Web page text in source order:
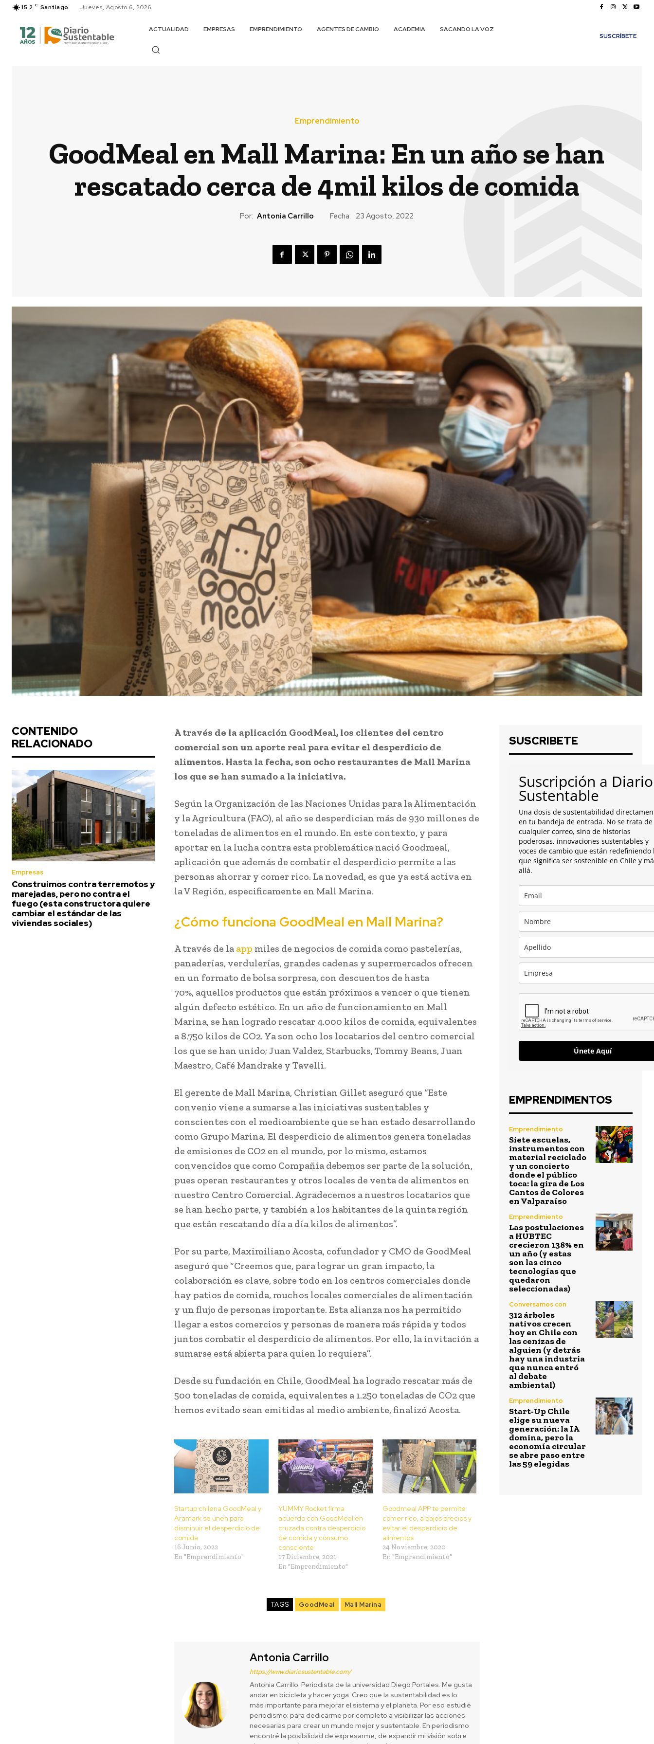
15.2 C Santiago Jueves, Agosto 6, 2026
ACTUALIDAD EMPRESAS EMPRENDIMIENTO AGENTES DE CAMBIO ACADEMIA
SACANDO LA VOZ
SUSCRÍBETE
Emprendimiento
GoodMeal en Mall Marina: En un año se han
rescatado cerca de 4mil kilos de comida
Por: Antonia Carrillo Fecha: 23 Agosto, 2022
CONTENIDO
RELACIONADO
Empresas
Construimos contra terremotos y
marejadas, pero no contra el
fuego (esta constructora quiere
cambiar el estándar de las
viviendas sociales)
A través de la aplicación GoodMeal, los clientes del centro
comercial son un aporte real para evitar el desperdicio de
alimentos. Hasta la fecha, son ocho restaurantes de Mall Marina
los que se han sumado a la iniciativa.
Según la Organización de las Naciones Unidas para la Alimentación
y la Agricultura (FAO), al año se desperdician más de 930 millones de
toneladas de alimentos en el mundo. En este contexto, y para
aportar en la lucha contra esta problemática nació Goodmeal,
aplicación que además de combatir el desperdicio permite a las
personas ahorrar y comer rico. La novedad, es que ya está activa en
la V Región, especificamente en Mall Marina.
¿Cómo funciona GoodMeal en Mall Marina?
A través de la app miles de negocios de comida como pastelerías,
panaderías, verdulerías, grandes cadenas y supermercados ofrecen
en un formato de bolsa sorpresa, con descuentos de hasta
70%, aquellos productos que están próximos a vencer o que tienen
algún defecto estético. En un año de funcionamiento en Mall
Marina, se han logrado rescatar 4.000 kilos de comida, equivalentes
a 8.750 kilos de CO2. Ya son ocho los locatarios del centro comercial
los que se han unido; Juan Valdez, Starbucks, Tommy Beans, Juan
Maestro, Café Mandrake y Tavelli.
El gerente de Mall Marina, Christian Gillet aseguró que “Este
convenio viene a sumarse a las iniciativas sustentables y
conscientes con el medioambiente que se han estado desarrollando
como Grupo Marina. El desperdicio de alimentos genera toneladas
de emisiones de CO2 en el mundo, por lo mismo, estamos
convencidos que como Compañía debemos ser parte de la solución,
pues operan restaurantes y otros locales de venta de alimentos en
nuestro Centro Comercial. Agradecemos a nuestros locatarios que
se han hecho parte, y también a los habitantes de la quinta región
que están rescatando día a día kilos de alimentos”.
Por su parte, Maximiliano Acosta, cofundador y CMO de GoodMeal
aseguró que “Creemos que, para lograr un gran impacto, la
colaboración es clave, sobre todo en los centros comerciales donde
hay patios de comida, muchos locales comerciales de alimentación
y un flujo de personas importante. Esta alianza nos ha permitido
llegar a estos comercios y personas de manera más rápida y todos
juntos combatir el desperdicio de alimentos. Por ello, la invitación a
sumarse está abierta para quien lo requiera”.
Desde su fundación en Chile, GoodMeal ha logrado rescatar más de
500 toneladas de comida, equivalentes a 1.250 toneladas de CO2 que
hemos evitado sean emitidas al medio ambiente, finalizó Acosta.
Startup chilena GoodMeal y
Aramark se unen para
disminuir el desperdicio de
comida
16 Junio, 2022
En "Emprendimiento"
YUMMY Rocket firma
acuerdo con GoodMeal en
cruzada contra desperdicio
de comida y consumo
consciente
17 Diciembre, 2021
En "Emprendimiento"
Goodmeal APP te permite
comer rico, a bajos precios y
evitar el desperdicio de
alimentos
24 Noviembre, 2020
En "Emprendimiento"
TAGS GoodMeal Mall Marina
Antonia Carrillo
https://www.diariosustentable.com/
Antonia Carrillo. Periodista de la universidad Diego Portales. Me gusta
andar en bicicleta y hacer yoga. Creo que la sustentabilidad es lo
más importante para mejorar el sistema y el planeta. Por eso estudié
periodismo: para dedicarme por completo a visibilizar las acciones
necesarias para crear un mundo mejor y sustentable. En periodismo
encontré la posibilidad de expresarme, de expandir mi visión sobre
SUSCRIBETE
Suscripción a Diario
Sustentable
Una dosis de sustentabilidad
en tu bandeja de entrada. No se trata de
cualquier correo, sino de historias
poderosas, innovaciones sustentables y
voces de cambio que están redefiniendo
que significa ser sostenible en Chile y
allá.
Únete Aquí
EMPRENDIMENTOS
Emprendimiento
Siete escuelas,
instrumentos con
material reciclado
y un concierto
donde el público
toca: la gira de Los
Cantos de Colores
en Valparaíso
Emprendimiento
Las postulaciones
a HUBTEC
crecieron 138% en
un año (y estas
son las cinco
tecnologías que
quedaron
seleccionadas)
Conversamos con
312 árboles
nativos crecen
hoy en Chile con
las cenizas de
alguien (y detrás
hay una industria
que nunca entró
al debate
ambiental)
Emprendimiento
Start-Up Chile
elige su nueva
generación: la IA
domina, pero la
economía circular
se abre paso entre
las 59 elegidas